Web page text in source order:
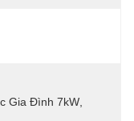
Gia Đình 7kW